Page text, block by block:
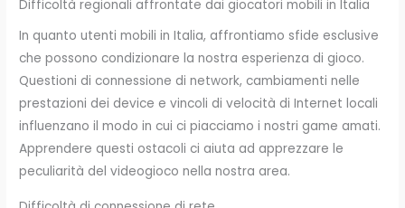
Difficoltà regionali affrontate dai giocatori mobili in Italia
In quanto utenti mobili in Italia, affrontiamo sfide esclusive
che possono condizionare la nostra esperienza di gioco.
Questioni di connessione di network, cambiamenti nelle
prestazioni dei device e vincoli di velocità di Internet locali
influenzano il modo in cui ci piacciamo i nostri game amati.
Apprendere questi ostacoli ci aiuta ad apprezzare le
peculiarità del videogioco nella nostra area.